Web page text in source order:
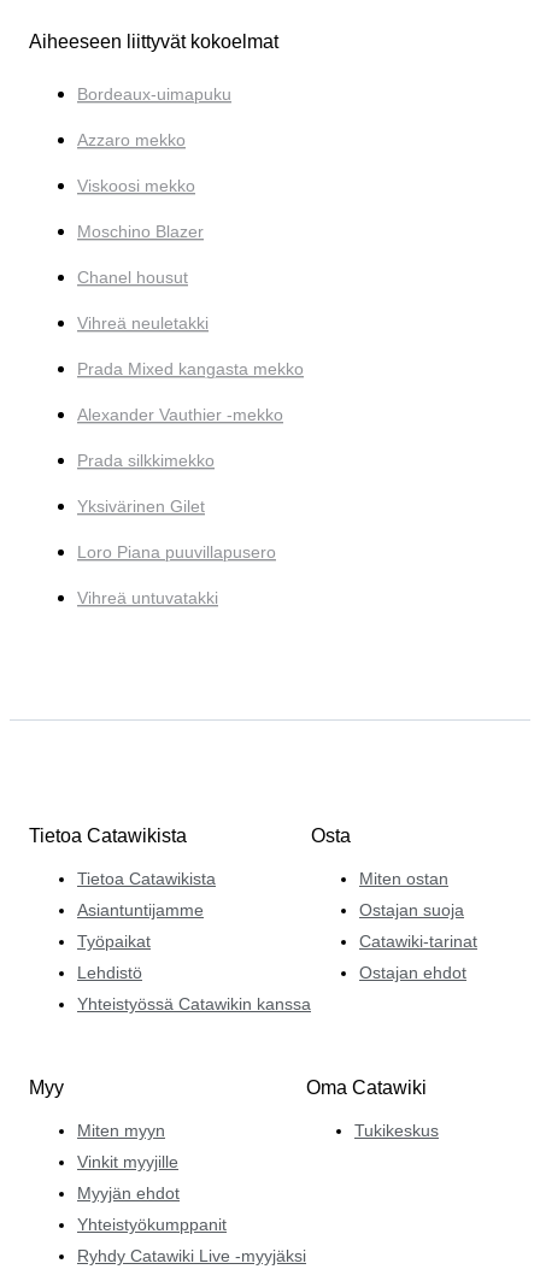
Aiheeseen liittyvät kokoelmat
Bordeaux-uimapuku
Azzaro mekko
Viskoosi mekko
Moschino Blazer
Chanel housut
Vihreä neuletakki
Prada Mixed kangasta mekko
Alexander Vauthier -mekko
Prada silkkimekko
Yksivärinen Gilet
Loro Piana puuvillapusero
Vihreä untuvatakki
Tietoa Catawikista
Tietoa Catawikista
Asiantuntijamme
Työpaikat
Lehdistö
Yhteistyössä Catawikin kanssa
Osta
Miten ostan
Ostajan suoja
Catawiki-tarinat
Ostajan ehdot
Myy
Miten myyn
Vinkit myyjille
Myyjän ehdot
Yhteistyökumppanit
Ryhdy Catawiki Live -myyjäksi
Oma Catawiki
Tukikeskus